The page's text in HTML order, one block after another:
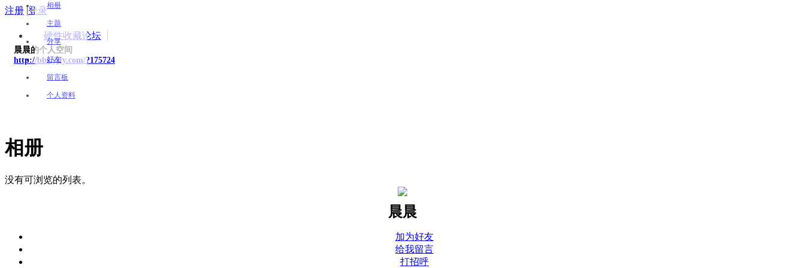
注册 |登录
硬件收藏论坛
晨晨的个人空间
http://bbs.yjfy.com/?175724
相册
主题
分享
好友
留言板
个人资料
相册
没有可浏览的列表。
晨晨
加为好友
给我留言
打招呼